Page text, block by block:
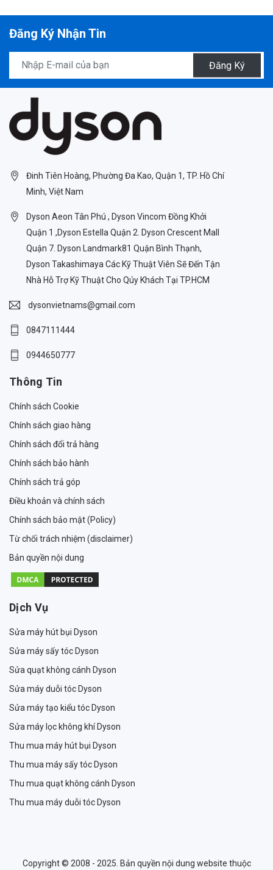
Đăng Ký Nhận Tin
Đăng Ký
Đinh Tiên Hoàng, Phường Đa Kao, Quận 1, TP. Hồ Chí
Minh, Việt Nam
Dyson Aeon Tân Phú , Dyson Vincom Đồng Khởi
Quận 1 ,Dyson Estella Quận 2. Dyson Crescent Mall
Quận 7. Dyson Landmark81 Quận Bình Thạnh,
Dyson Takashimaya Các Kỹ Thuật Viên Sẽ Đến Tận
Nhà Hỗ Trợ Kỹ Thuật Cho Qúy Khách Tại TP.HCM
dysonvietnams@gmail.com
0847111444
0944650777
Thông Tin
Chính sách Cookie
Chính sách giao hàng
Chính sách đổi trả hàng
Chính sách bảo hành
Chính sách trả góp
Điều khoản và chính sách
Chính sách bảo mật (Policy)
Từ chối trách nhiệm (disclaimer)
Bản quyền nội dung
Dịch Vụ
Sửa máy hút bụi Dyson
Sửa máy sấy tóc Dyson
Sửa quạt không cánh Dyson
Sửa máy duỗi tóc Dyson
Sửa máy tạo kiểu tóc Dyson
Sửa máy lọc không khí Dyson
Thu mua máy hút bụi Dyson
Thu mua máy sấy tóc Dyson
Thu mua quạt không cánh Dyson
Thu mua máy duỗi tóc Dyson
Copyright © 2008 - 2025. Bản quyền nội dung website thuộc